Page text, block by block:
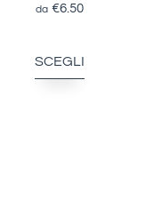
€6.50
SCEGLI